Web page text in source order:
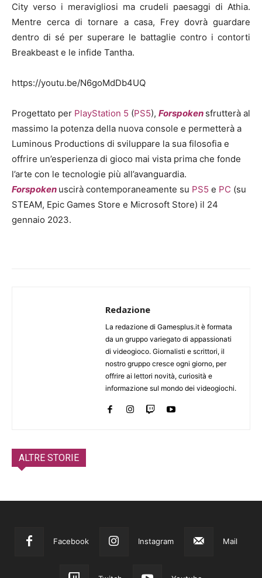
City verso i meravigliosi ma crudeli paesaggi di Athia.
Mentre cerca di tornare a casa, Frey dovrà guardare
dentro di sé per superare le battaglie contro i contorti
Breakbeast e le infide Tantha.
https://youtu.be/N6goMdDb4UQ
Progettato per PlayStation 5 (PS5), Forspoken sfrutterà al
massimo la potenza della nuova console e permetterà a
Luminous Productions di sviluppare la sua filosofia e
offrire un’esperienza di gioco mai vista prima che fonde
l’arte con le tecnologie più all’avanguardia.
Forspoken uscirà contemporaneamente su PS5 e PC (su
STEAM, Epic Games Store e Microsoft Store) il 24
gennaio 2023.
Redazione
La redazione di Gamesplus.it è formata
da un gruppo variegato di appassionati
di videogioco. Giornalisti e scrittori, il
nostro gruppo cresce ogni giorno, per
offrire ai lettori novità, curiosità e
informazione sul mondo dei videogiochi.
ALTRE STORIE
Facebook Instagram Mail